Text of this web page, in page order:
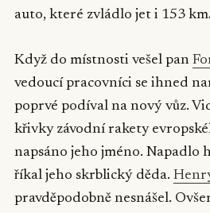
auto, které zvládlo jet i 153
Když do místnosti vešel pan
vedoucí pracovníci se ihned
poprvé podíval na nový vůz.
křivky závodní rakety
napsáno jeho jméno. Napadlo
říkal jeho skrblický děda.
pravděpodobně nesnášel.